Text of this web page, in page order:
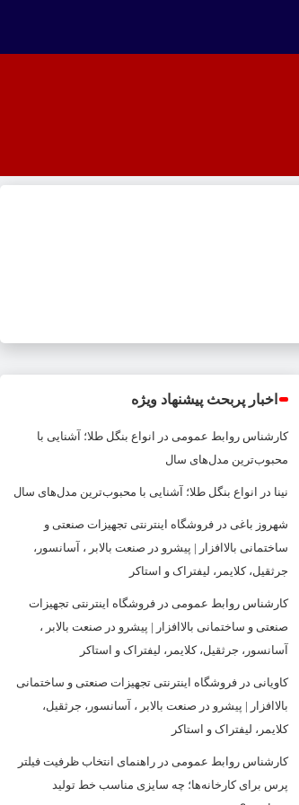
اخبار پربحث پیشنهاد ویژه
کارشناس روابط عمومی در
انواع بنگل طلا؛ آشنایی با
محبوب‌ترین مدل‌های سال
نینا در انواع بنگل طلا؛ آشنایی با محبوب‌ترین مدل‌های سال
شهروز باغی در فروشگاه اینترنتی تجهیزات صنعتی و
ساختمانی بالاافزار | پیشرو در صنعت بالابر ، آسانسور،
جرثقیل، کلایمر، لیفتراک و استاکر
کارشناس روابط عمومی در فروشگاه اینترنتی تجهیزات
صنعتی و ساختمانی بالاافزار | پیشرو در صنعت بالابر ،
آسانسور، جرثقیل، کلایمر، لیفتراک و استاکر
کاویانی در فروشگاه اینترنتی تجهیزات صنعتی و ساختمانی
بالاافزار | پیشرو در صنعت بالابر ، آسانسور، جرثقیل،
کلایمر، لیفتراک و استاکر
کارشناس روابط عمومی در راهنمای انتخاب ظرفیت فیلتر
پرس برای کارخانه‌ها؛ چه سایزی مناسب خط تولید